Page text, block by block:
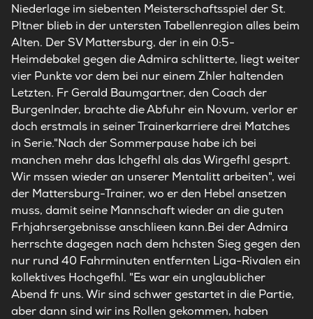
Niederlage im siebenten Meisterschaftsspiel der St.
Pltner blieb in der untersten Tabellenregion alles beim
Alten. Der SV Mattersburg, der in ein 0:5-
Heimdebakel gegen die Admira schlitterte, liegt weiter
vier Punkte vor dem bei nur einem Zhler haltenden
Letzten. Fr Gerald Baumgartner, den Coach der
Burgenlnder, brachte die Abfuhr ein Novum, verlor er
doch erstmals in seiner Trainerkarriere drei Matches
in Serie."Nach der Sommerpause habe ich bei
manchen mehr das Ichgefhl als das Wirgefhl gesprt.
Wir mssen wieder an unserer Mentalitt arbeiten", wei
der Mattersburg-Trainer, wo er den Hebel ansetzen
muss, damit seine Mannschaft wieder an die guten
Frhjahrsergebnisse anschlieen kann.Bei der Admira
herrschte dagegen nach dem hchsten Sieg gegen den
nur rund 40 Fahrminuten entfernten Liga-Rivalen ein
kollektives Hochgefhl. "Es war ein unglaublicher
Abend fr uns. Wir sind schwer gestartet in die Partie,
aber dann sind wir ins Rollen gekommen, haben